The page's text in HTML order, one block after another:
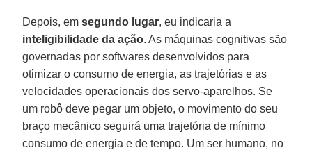
Depois, emsegundo lugar, eu indicaria a
inteligibilidade da ação. As máquinas cognitivas são
governadas por softwares desenvolvidos para
otimizar o consumo de energia, as trajetórias e as
velocidades operacionais dos servo-aparelhos. Se
um robô deve pegar um objeto, o movimento do seu
braço mecânico seguirá uma trajetória de mínimo
consumo de energia e de tempo. Um ser humano, no